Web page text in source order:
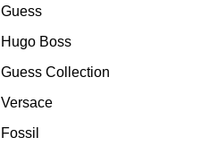
Guess
Hugo Boss
Guess Collection
Versace
Fossil